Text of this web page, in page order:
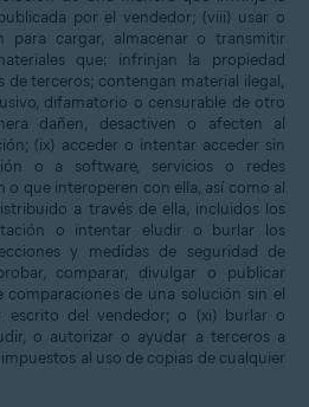
por el vendedor; (viii) usar o
para cargar, almacenar o transmitir
que: infrinjan la propiedad
terceros; contengan material ilegal,
difamatorio o censurable de otro
dañen, desactiven o afecten al
(ix) acceder o intentar acceder sin
o a software, servicios o redes
o que interoperen con ella, así como al
a través de ella, incluidos los
o intentar eludir o burlar los
y medidas de seguridad de
comparar, divulgar o publicar
comparaciones de una solución sin el
escrito del vendedor; o (xi) burlar o
o autorizar o ayudar a terceros a
al uso de copias de cualquier